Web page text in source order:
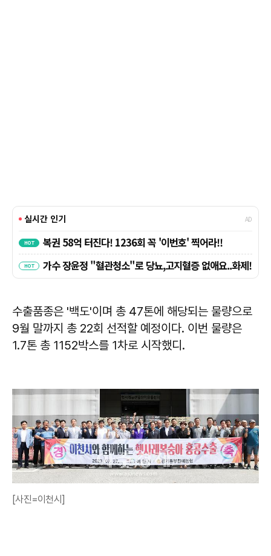
수출품종은 '백도'이며 총 47톤에 해당되는 물량으로
9월 말까지 총 22회 선적할 예정이다. 이번 물량은
1.7톤 총 1152박스를 1차로 시작했디.
[사진=이천시]